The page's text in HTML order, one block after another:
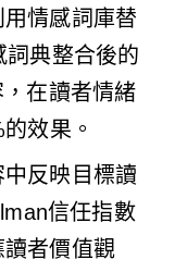
用情感詞庫替
詞典整合後的
在讀者情緒
效果。
中反映目標讀
信任指數
者價值觀